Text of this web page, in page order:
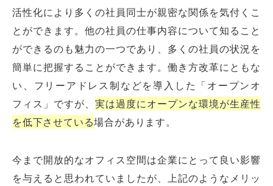
活性化により多くの社員同士が親密な関係を気付くこ
とができます。他の社員の仕事内容について知ること
ができるのも魅力の一つであり、多くの社員の状況を
簡単に把握することができます。働き方改革にともな
い、フリーアドレス制などを導入した「オープンオ
フィス」ですが、実は過度にオープンな環境が生産性
を低下させている場合があります。
今まで開放的なオフィス空間は企業にとって良い影響
を与えると思われていましたが、上記のようなメリッ